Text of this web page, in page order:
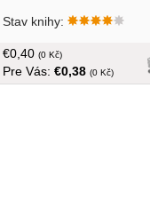
Stav knihy:
€0,40 (0 Kč)
Pre Vás: €0,38 (0 Kč)